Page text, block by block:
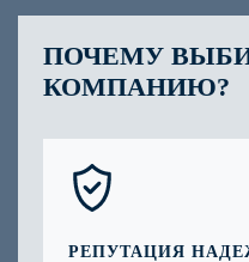
ПОЧЕМУ
КОМПАНИЮ?
РЕПУТАЦИЯ